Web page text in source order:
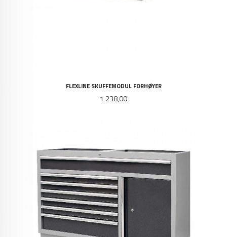
FLEXLINE SKUFFEMODUL FORHØYER
Pris
1 238,00